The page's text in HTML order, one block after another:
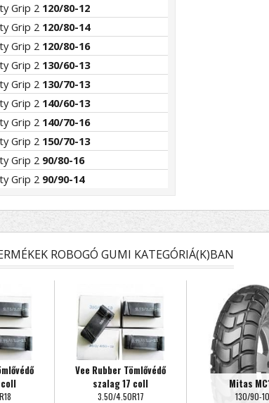
Grip 2 120/80-12
Grip 2 120/80-14
Grip 2 120/80-16
Grip 2 130/60-13
Grip 2 130/70-13
Grip 2 140/60-13
Grip 2 140/70-16
Grip 2 150/70-13
Grip 2 90/80-16
Grip 2 90/90-14
ROBOGÓ GUMI KATEGÓRIÁ(K)BAN
Vee Rubber Tömlővédő
szalag 17 coll
3.50/4.50R17
Mitas
130/90-10